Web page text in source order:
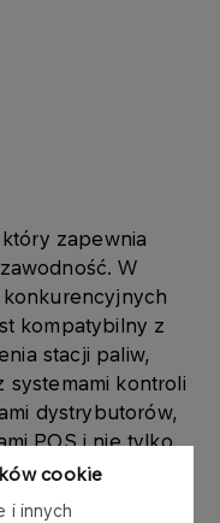
cookie
i innych
zapewnia
W
kompatybilny z
stacji paliw,
kontroli
dystrybutorów,
POS i nie tylko,
raporty z